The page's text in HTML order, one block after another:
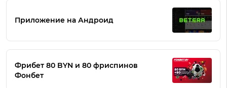
Приложение на Андроид
Фрибет 80 BYN и 80 фриспинов
Фонбет